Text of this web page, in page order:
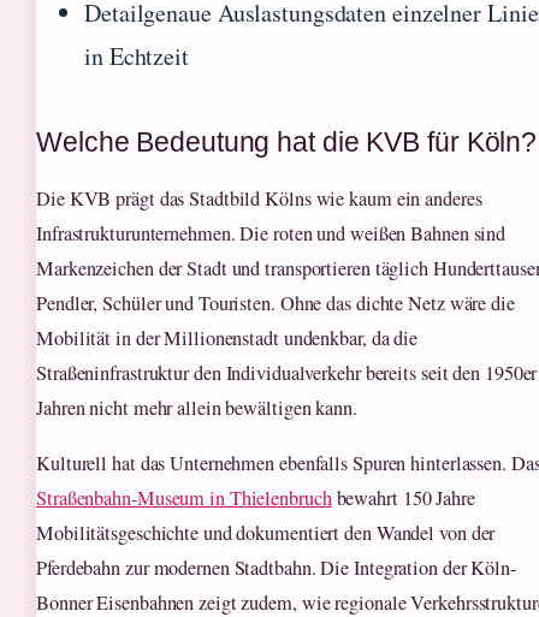
Detailgenaue Auslastungsdaten einzelner
in Echtzeit
Welche Bedeutung hat die KVB für Köln?
Die KVB prägt das Stadtbild Kölns wie kaum ein anderes
Infrastrukturunternehmen. Die roten und weißen Bahnen sind
Markenzeichen der Stadt und transportieren täglich
Pendler, Schüler und Touristen. Ohne das dichte Netz wäre die
Mobilität in der Millionenstadt undenkbar, da die
Straßeninfrastruktur den Individualverkehr bereits seit den 1950er
Jahren nicht mehr allein bewältigen kann.
Kulturell hat das Unternehmen ebenfalls Spuren hinterlassen.
Straßenbahn-Museum in Thielenbruchbewahrt 150 Jahre
Mobilitätsgeschichte und dokumentiert den Wandel von der
Pferdebahn zur modernen Stadtbahn. Die Integration der Köln-
Bonner Eisenbahnen zeigt zudem, wie regionale